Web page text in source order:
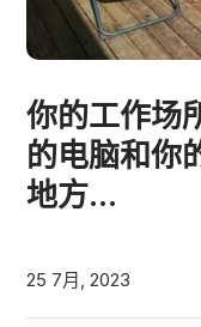
你的工作场
的电脑和你
地方...
25 7月, 2023